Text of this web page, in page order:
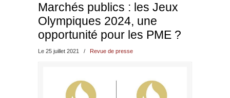
Marchés publics : les Jeux
Olympiques 2024, une
opportunité pour les PME ?
Le 25 juillet 2021 / Revue de presse